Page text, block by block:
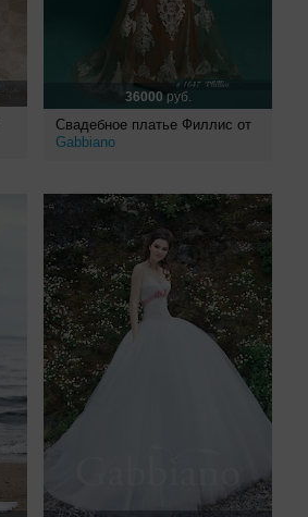
36000руб.
Свадебное платье Филлис от
Gabbiano